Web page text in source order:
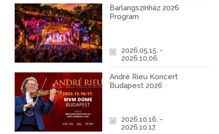
Barlangszínház 2026
Program
2026.05.15. -
2026.10.06.
André Rieu Koncert
Budapest 2026
2026.10.16. -
2026.10.17.